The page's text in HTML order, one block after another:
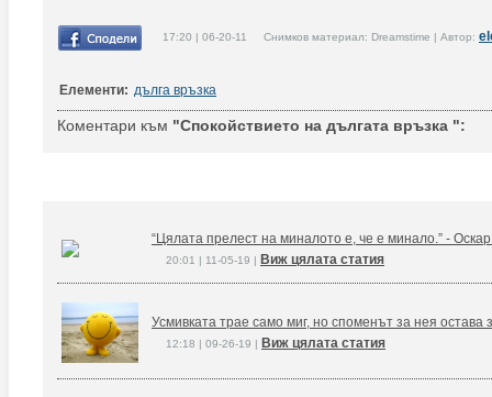
17:20 | 06-20-11 Снимков материал: Dreamstime | Автор:
Елементи: дълга връзка
Коментари към "Спокойствието на дългата връзка ":
“Цялата прелест на миналото е, че е минало.” -
20:01 | 11-05-19 | Виж цялата статия
Усмивката трае само миг, но споменът за нея остава
12:18 | 09-26-19 | Виж цялата статия